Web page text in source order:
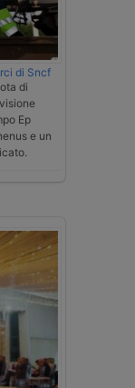
di Sncf
di
Ep
e un